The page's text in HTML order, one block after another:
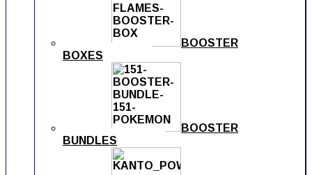
BOOSTER
BOXES
BOOSTER
BUNDLES